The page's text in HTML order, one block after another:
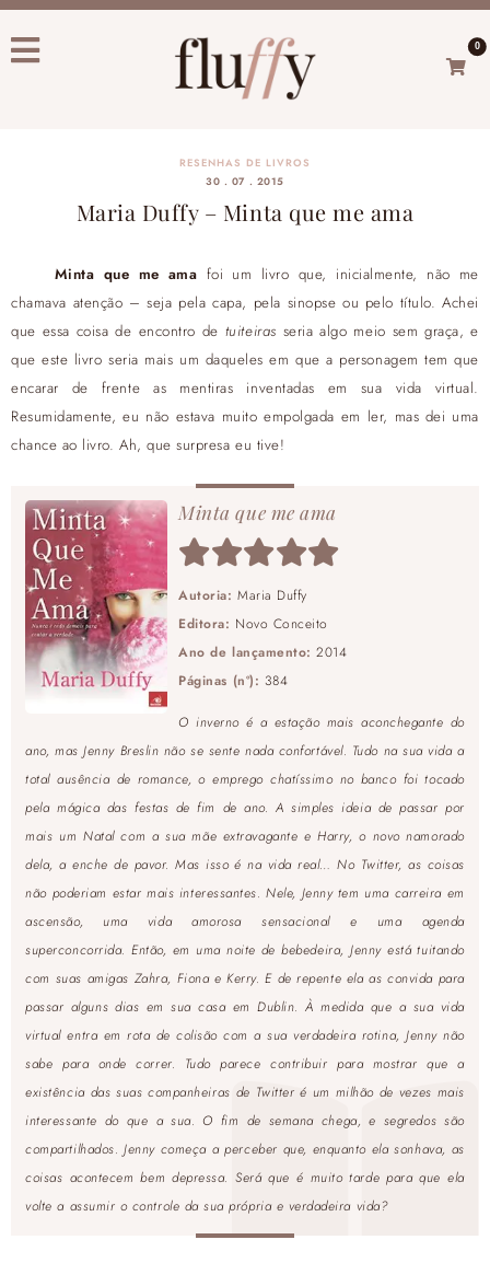
0
RESENHAS DE LIVROS
30 . 07 . 2015
Maria Duffy – Minta que me ama
Minta que me ama foi um livro que, inicialmente, não me
chamava atenção – seja pela capa, pela sinopse ou pelo título. Achei
que essa coisa de encontro de tuiteiras seria algo meio sem graça, e
que este livro seria mais um daqueles em que a personagem tem que
encarar de frente as mentiras inventadas em sua vida virtual.
Resumidamente, eu não estava muito empolgada em ler, mas dei uma
chance ao livro. Ah, que surpresa eu tive!
Minta que me ama
Autoria: Maria Duffy
Editora: Novo Conceito
Ano de lançamento: 2014
Páginas (nº): 384
O inverno é a estação mais aconchegante do
ano, mas Jenny Breslin não se sente nada confortável. Tudo na sua vida a
total ausência de romance, o emprego chatíssimo no banco foi tocado
pela mágica das festas de fim de ano. A simples ideia de passar por
mais um Natal com a sua mãe extravagante e Harry, o novo namorado
dela, a enche de pavor. Mas isso é na vida real… No Twitter, as coisas
não poderiam estar mais interessantes. Nele, Jenny tem uma carreira em
ascensão, uma vida amorosa sensacional e uma agenda
superconcorrida. Então, em uma noite de bebedeira, Jenny está tuitando
com suas amigas Zahra, Fiona e Kerry. E de repente ela as convida para
passar alguns dias em sua casa em Dublin. À medida que a sua vida
virtual entra em rota de colisão com a sua verdadeira rotina, Jenny não
sabe para onde correr. Tudo parece contribuir para mostrar que a
existência das suas companheiras de Twitter é um milhão de vezes mais
interessante do que a sua. O fim de semana chega, e segredos são
compartilhados. Jenny começa a perceber que, enquanto ela sonhava, as
coisas acontecem bem depressa. Será que é muito tarde para que ela
volte a assumir o controle da sua própria e verdadeira vida?